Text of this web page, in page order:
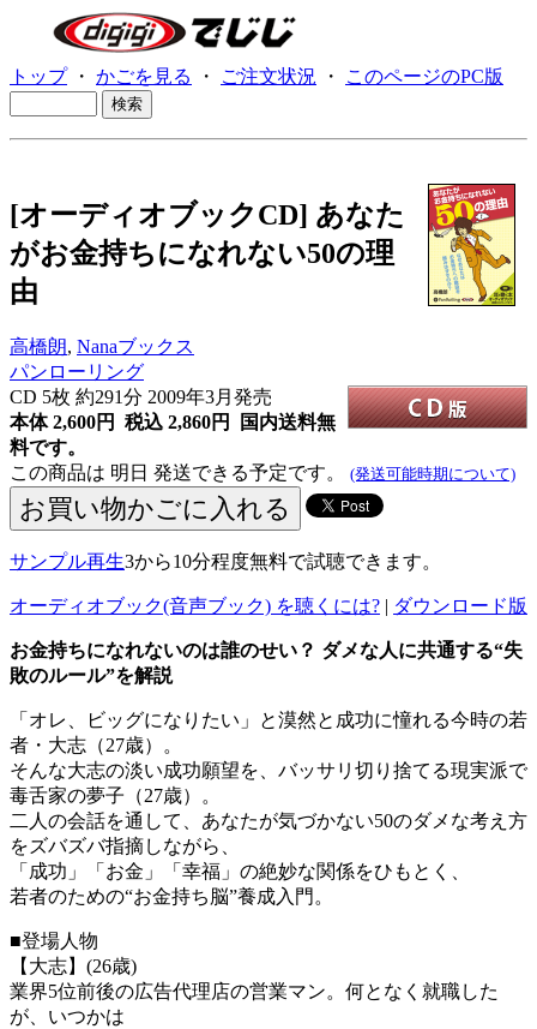
トップ・ かごを見る ・ ご注文状況 ・ このページのPC版
[オーディオブックCD] あなた
がお金持ちになれない50の理
由
高橋朗, Nanaブックス
パンローリング
CD 5枚 約291分 2009年3月発売
本体 2,600円 税込 2,860円
国内送料無
料です。
この商品は 明日 発送できる予定です。 (発送可能時期について)
サンプル再生3から10分程度無料で試聴できます。
オーディオブック(音声ブック) を聴くには? | ダウンロード版
お金持ちになれないのは誰のせい？ ダメな人に共通する“失
敗のルール”を解説
「オレ、ビッグになりたい」と漠然と成功に憧れる今時の若
者・大志（27歳）。
そんな大志の淡い成功願望を、バッサリ切り捨てる現実派で
毒舌家の夢子（27歳）。
二人の会話を通して、あなたが気づかない50のダメな考え方
をズバズバ指摘しながら、
「成功」「お金」「幸福」の絶妙な関係をひもとく、
若者のための“お金持ち脳”養成入門。
■登場人物
【大志】(26歳)
業界5位前後の広告代理店の営業マン。何となく就職した
が、いつかは